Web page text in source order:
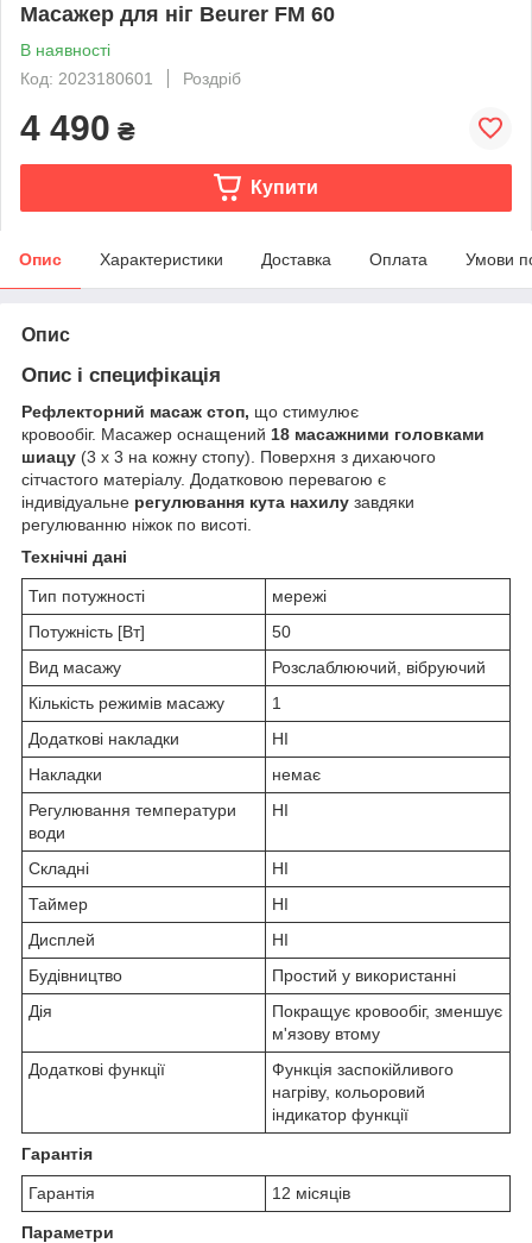
Масажер для ніг Beurer FM 60
В наявності
Код: 2023180601
Роздріб
4 490 ₴
Купити
Опис Характеристики Доставка Оплата Умови
Опис
Опис і специфікація
Рефлекторний масаж стоп, що стимулює
кровообіг. Масажер оснащений 18 масажними головками
шиацу (3 х 3 на кожну стопу). Поверхня з дихаючого
сітчастого матеріалу. Додатковою перевагою є
індивідуальне регулювання кута нахилу завдяки
регулюванню ніжок по висоті.
Технічні дані
Тип потужності
мережі
Потужність [Вт]
50
Вид масажу
Розслаблюючий, вібруючий
Кількість режимів масажу
1
Додаткові накладки
НІ
Накладки
немає
Регулювання температури
води
НІ
Складні
НІ
Таймер
НІ
Дисплей
НІ
Будівництво
Простий у використанні
Дія
Покращує кровообіг, зменшує
м'язову втому
Додаткові функції
Функція заспокійливого
нагріву, кольоровий
індикатор функції
Гарантія
Гарантія 12 місяців
Параметри